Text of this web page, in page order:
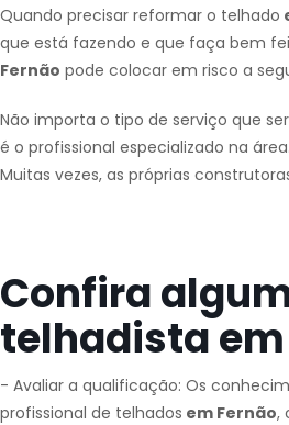
Quando precisar reformar o telhado
que está fazendo e que faça bem
Fernão pode colocar em risco a
Não importa o tipo de serviço que
é o profissional especializado na
Muitas vezes, as próprias
Confira
telhadista em
- Avaliar a qualificação: Os
profissional de telhados em Fernão,